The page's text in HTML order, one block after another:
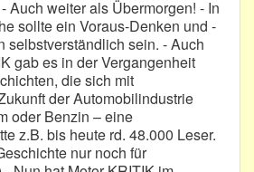
Auch weiter als Übermorgen! - In
sollte ein Voraus-Denken und -
selbstverständlich sein. - Auch
gab es in der Vergangenheit
die sich mit
der Automobilindustrie
oder Benzin – eine
z.B. bis heute rd. 48.000 Leser.
nur noch für